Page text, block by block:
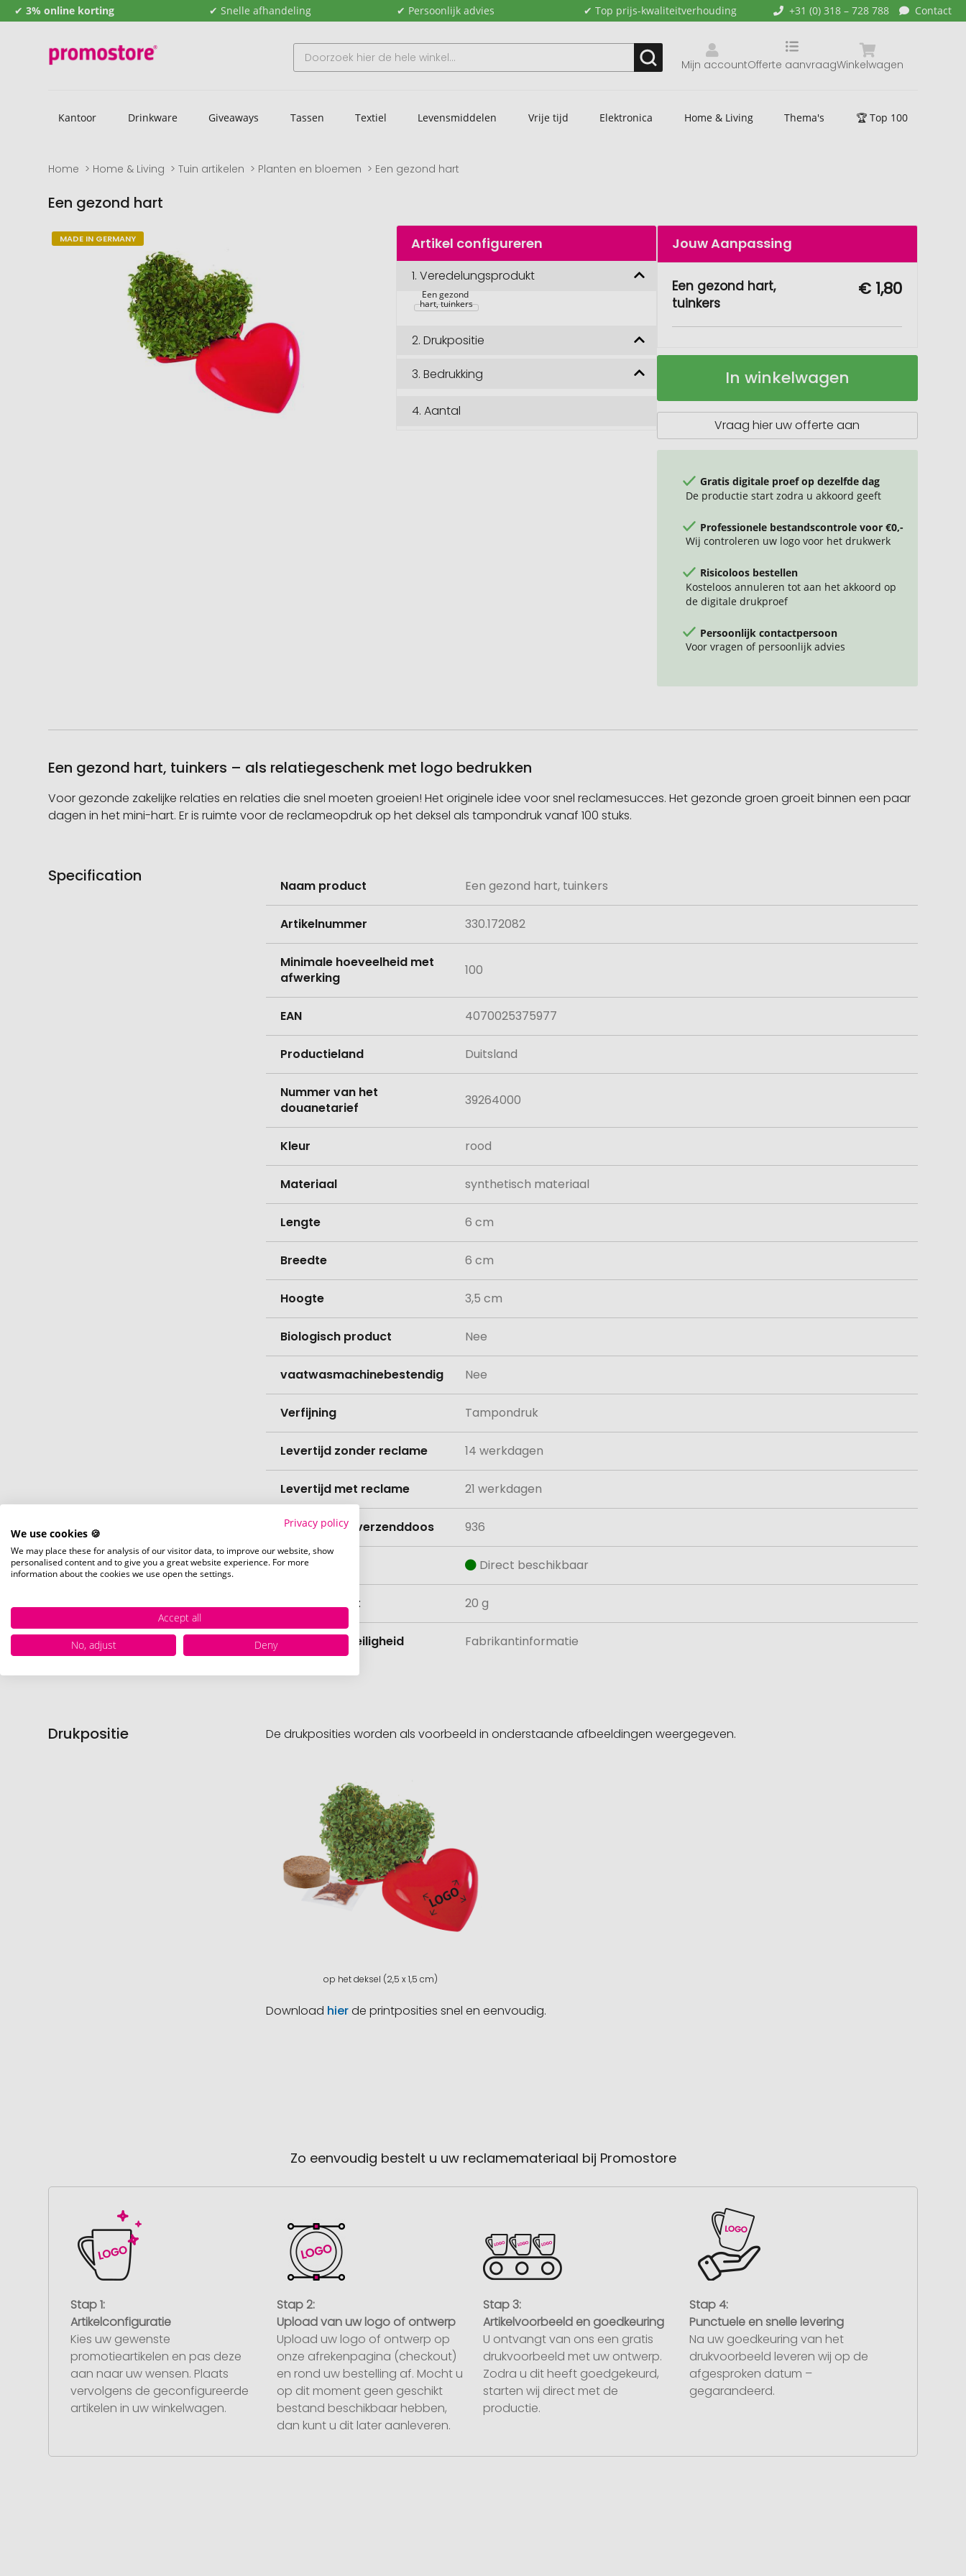
✔ 3% online korting ✔ Snelle afhandeling ✔ Persoonlijk advies ✔ Top prijs-kwaliteitverhouding +31 (0) 318 – 728 788 Contact
Mijn account Winkelwagen
Offerte aanvraag
Kantoor Drinkware Giveaways Tassen Textiel Levensmiddelen Vrije tijd Elektronica Home & Living Thema's 🏆 Top 100
Home Home & Living Tuin artikelen Planten en bloemen Een gezond hart
Een gezond hart
Naar
het
afbeeldingengalerij
Naar
het
afbeeldingengalerij
MADE IN GERMANY Artikel configureren
1.Veredelungsprodukt
Een gezond
hart, tuinkers
2.Drukpositie
3.Bedrukking
4.Aantal
Jouw Aanpassing
Een gezond hart,
tuinkers
€ 1,80
Een
Op
In winkelwagen
Vraag hier uw offerte aan
Gratis digitale proef op dezelfde dag
De productie start zodra u akkoord geeft
Professionele bestandscontrole voor €0,-
Wij controleren uw logo voor het drukwerk
Risicoloos bestellen
Kosteloos annuleren tot aan het akkoord op
de digitale drukproef
Persoonlijk contactpersoon
Voor vragen of persoonlijk advies
Een gezond hart, tuinkers – als relatiegeschenk met logo bedrukken
Voor gezonde zakelijke relaties en relaties die snel moeten groeien! Het originele idee voor snel reclamesucces. Het gezonde groen groeit binnen een paar
dagen in het mini-hart. Er is ruimte voor de reclameopdruk op het deksel als tampondruk vanaf 100 stuks.
Specification
informatie
Naam product Een gezond hart, tuinkers
Artikelnummer 330.172082
Minimale hoeveelheid met
afwerking
100
EAN 4070025375977
Productieland Duitsland
Nummer van het
douanetarief
39264000
Kleur rood
Materiaal synthetisch materiaal
Lengte 6 cm
Breedte 6 cm
Hoogte 3,5 cm
Biologisch product Nee
vaatwasmachinebestendig Nee
Verfijning Tampondruk
Levertijd zonder reclame 14 werkdagen
Levertijd met reclame 21 werkdagen
Hoeveelheid verzenddoos 936
Voorraad Direct beschikbaar
Nettogewicht 20 g
Product en veiligheid Fabrikantinformatie
Drukpositie De drukposities worden als voorbeeld in onderstaande afbeeldingen weergegeven.
op het deksel (2,5 x 1,5 cm)
Download hierde printposities snel en eenvoudig.
Zo eenvoudig bestelt u uw reclamemateriaal bij Promostore
Stap 1:
Artikelconfiguratie
Kies uw gewenste
promotieartikelen en pas deze
aan naar uw wensen. Plaats
vervolgens de geconfigureerde
artikelen in uw winkelwagen.
Stap 2:
Upload van uw logo of ontwerp
Upload uw logo of ontwerp op
onze afrekenpagina (checkout)
en rond uw bestelling af. Mocht u
op dit moment geen geschikt
bestand beschikbaar hebben,
dan kunt u dit later aanleveren.
Stap 3:
Artikelvoorbeeld en goedkeuring
U ontvangt van ons een gratis
drukvoorbeeld met uw ontwerp.
Zodra u dit heeft goedgekeurd,
starten wij direct met de
productie.
Stap 4:
Punctuele en snelle levering
Na uw goedkeuring van het
drukvoorbeeld leveren wij op de
afgesproken datum –
gegarandeerd.
Privacy policy
We use cookies 🍪
We may place these for analysis of our visitor data, to improve our website, show
personalised content and to give you a great website experience. For more
information about the cookies we use open the settings.
Accept all
No, adjust
Deny